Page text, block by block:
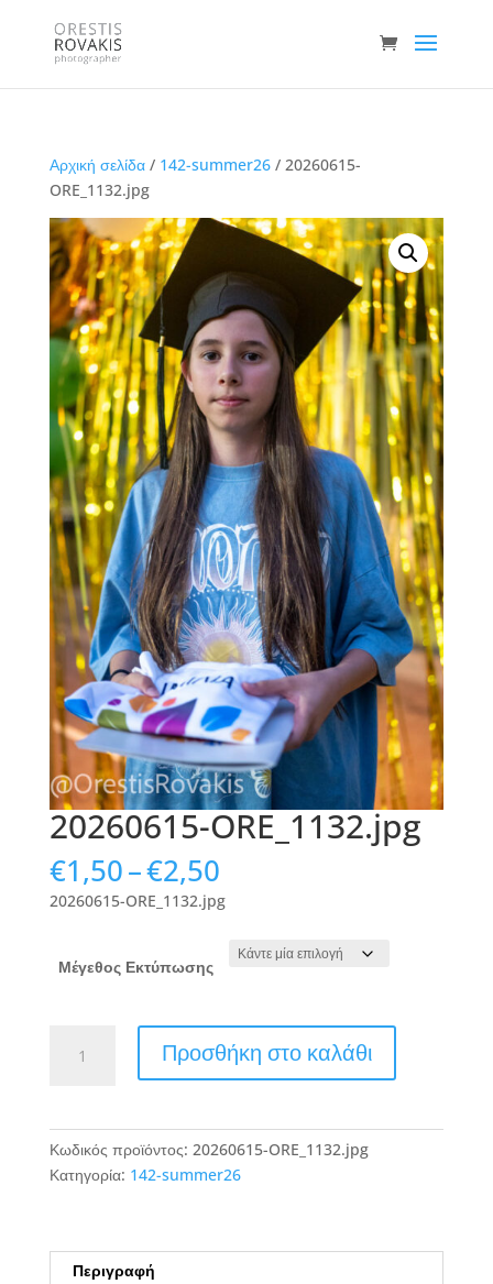
Αρχική σελίδα/ 142-summer26/ 20260615-
ORE_1132.jpg
20260615-ORE_1132.jpg
€1,50–€2,50Price
range:
€1,50
through
€2,50
20260615-ORE_1132.jpg
Μέγεθος Εκτύπωσης
ORE_1132.jpg
Προσθήκη στο καλάθι
Κωδικός προϊόντος: 20260615-ORE_1132.jpg
Κατηγορία: 142-summer26
Περιγραφή